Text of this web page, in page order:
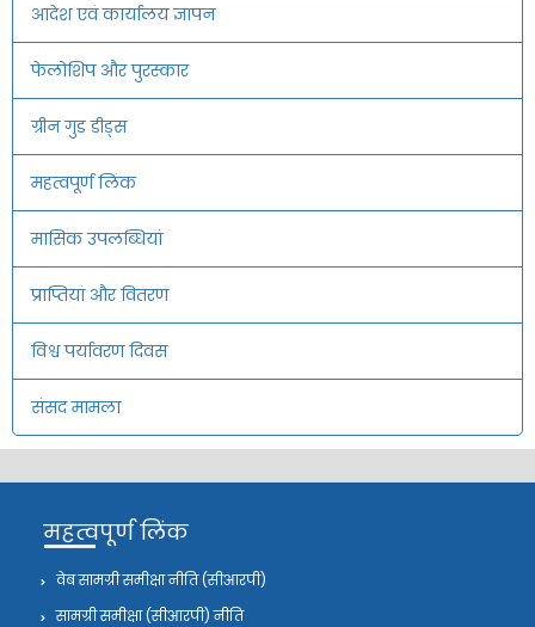
आदेश एवं कार्यालय ज्ञापन
फेलोशिप और पुरस्कार
ग्रीन गुड डीड्स
महत्वपूर्ण लिंक
मासिक उपलब्धियां
प्राप्तियां और वितरण
विश्व पर्यावरण दिवस
संसद मामला
महत्वपूर्ण लिंक
वेब सामग्री समीक्षा नीति (सीआरपी)
सामग्री समीक्षा (सीआरपी) नीति